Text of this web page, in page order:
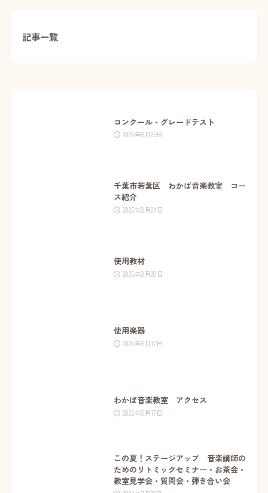
記事一覧
コンクール・グレードテスト
2025年8月25日
千葉市若葉区 わかば音楽教室 コー
ス紹介
2025年8月24日
使用教材
2025年8月20日
使用楽器
2025年8月17日
わかば音楽教室 アクセス
2025年8月17日
この夏！ステージアップ 音楽講師の
ためのリトミックセミナー・お茶会・
教室見学会・質問会・弾き合い会